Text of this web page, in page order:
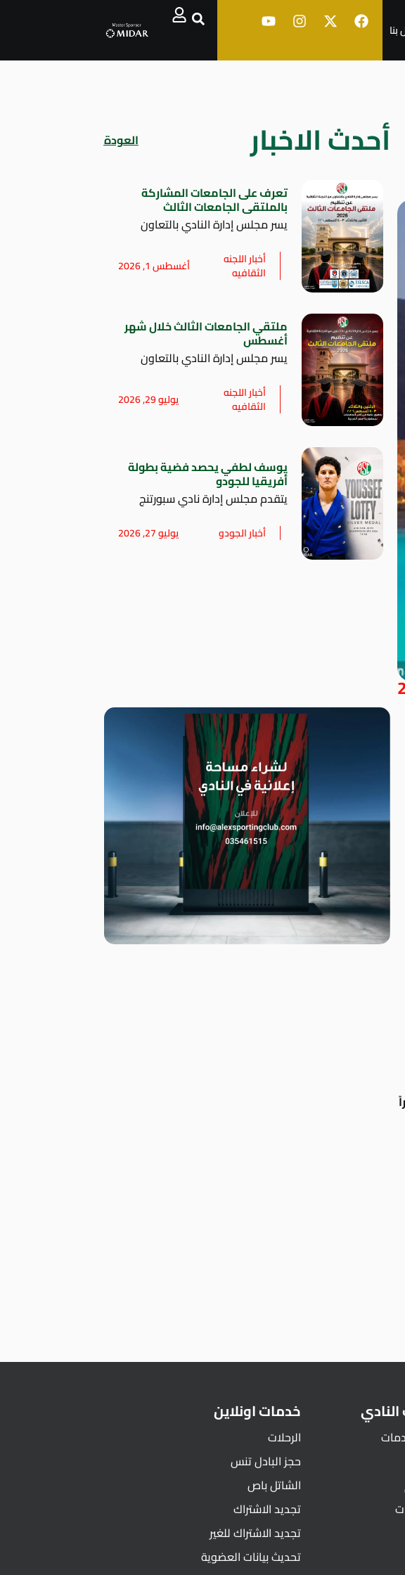
أحدث الاخبار العودة
تعرف على الجامعات المشاركة
بالملتقى الجامعات الثالث
يسر مجلس إدارة النادي بالتعاون
أخبار اللجنه
الثقافيه أغسطس 1, 2026
ملتقي الجامعات الثالث خلال شهر
أغسطس
يسر مجلس إدارة النادي بالتعاون
أخبار اللجنه
الثقافيه يوليو 29, 2026
يوسف لطفي يحصد فضية بطولة
أفريقيا للجودو
يتقدم مجلس إدارة نادي سبورتنج
أخبار الجودو يوليو 27, 2026
خدمات اونلاين
الرحلات
حجز البادل تنس
الشاتل باص
تجديد الاشتراك
تجديد الاشتراك للغير
تحديث بيانات العضوية